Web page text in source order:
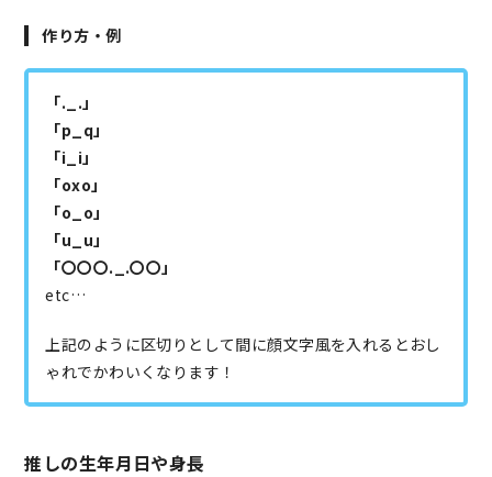
作り方・例
「._.」
「p_q」
「i_i」
「oxo」
「o_o」
「u_u」
「〇〇〇._.〇〇」
etc…
上記のように区切りとして間に顔文字風を入れるとおし
ゃれでかわいくなります！
推しの生年月日や身長